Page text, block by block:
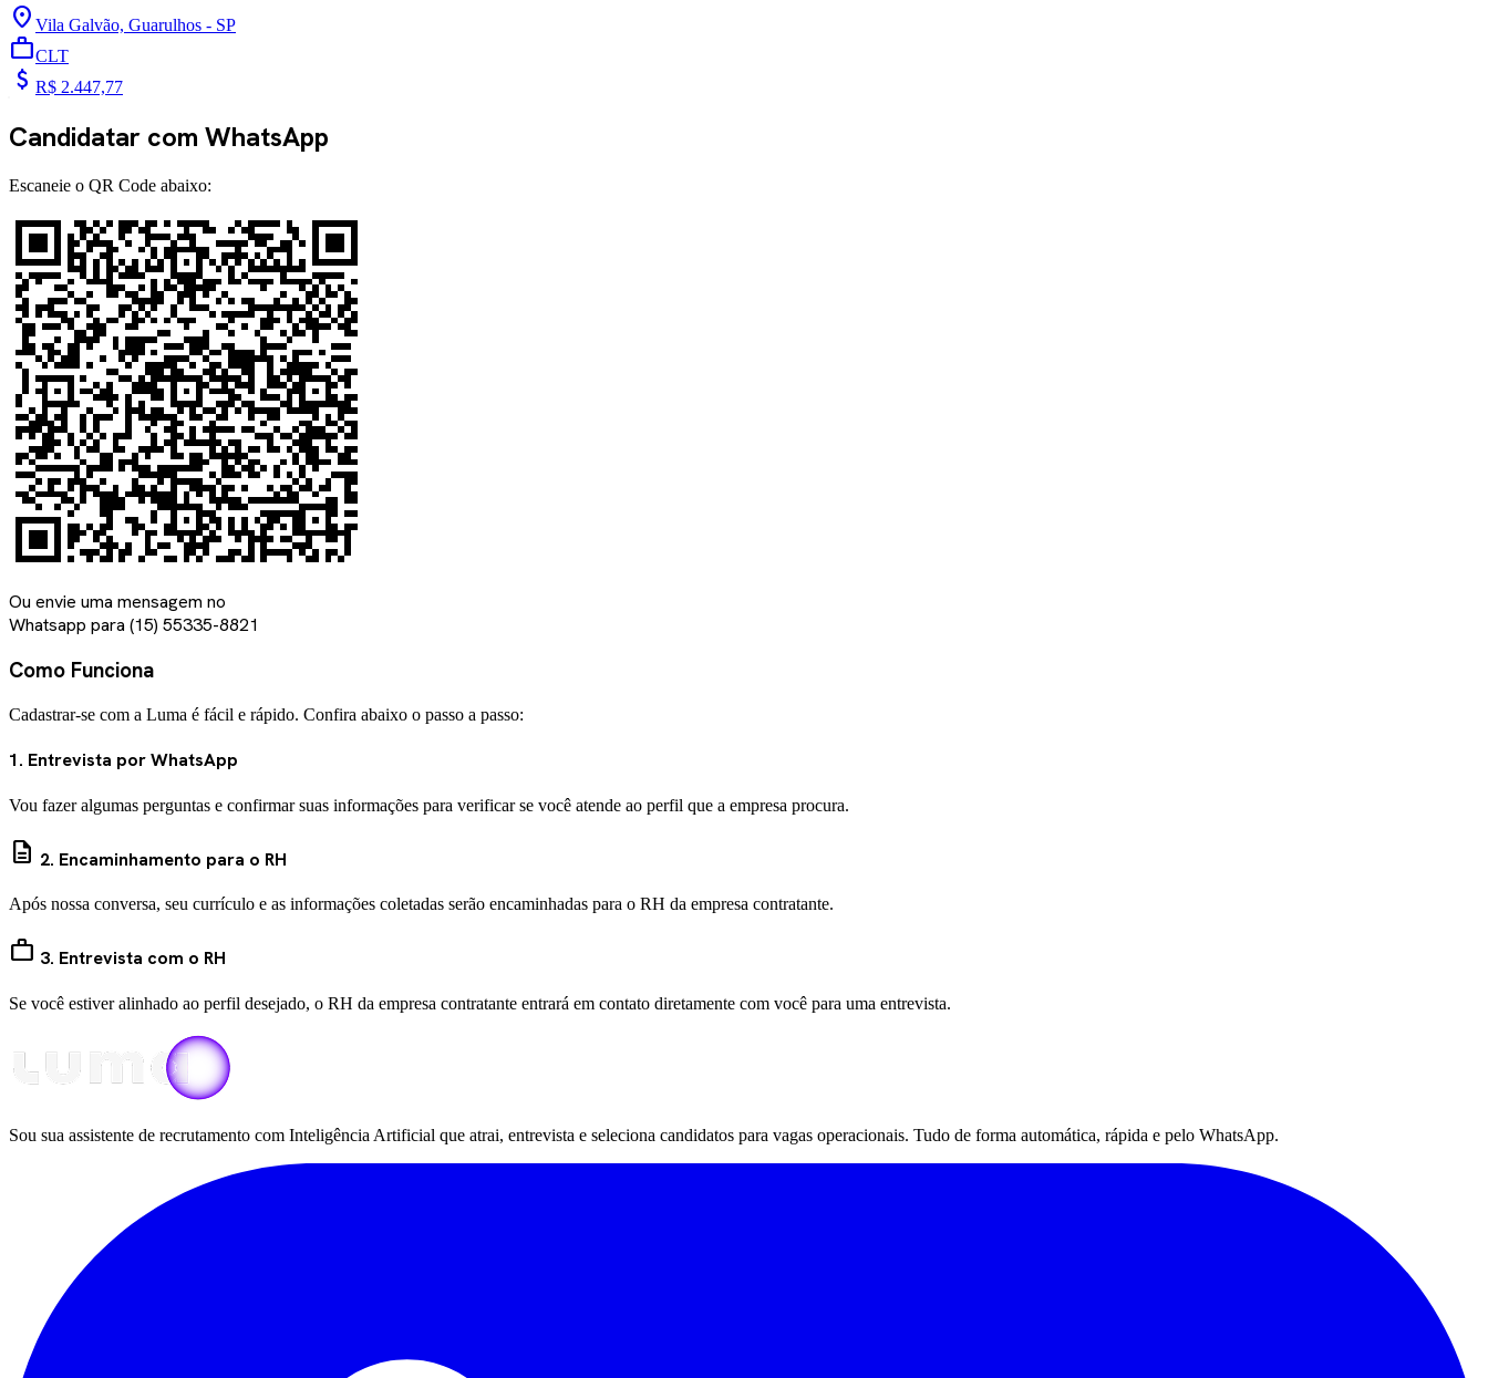
location_on Vila Galvão, Guarulhos - SP
workCLT
attach_money R$ 2.447,77
Candidatar com WhatsApp
Escaneie o QR Code abaixo:
Ou envie uma mensagem no
Whatsapp para (15) 55335-8821
Como Funciona
Cadastrar-se com a Luma é fácil e rápido. Confira abaixo o passo a passo:
1. Entrevista por WhatsApp
Vou fazer algumas perguntas e confirmar suas informações para verificar se você atende ao perfil que a empresa procura.
description 2. Encaminhamento para o RH
Após nossa conversa, seu currículo e as informações coletadas serão encaminhadas para o RH da empresa contratante.
work 3. Entrevista com o RH
Se você estiver alinhado ao perfil desejado, o RH da empresa contratante entrará em contato diretamente com você para uma entrevista.
Sou sua assistente de recrutamento com Inteligência Artificial que atrai, entrevista e seleciona candidatos para vagas operacionais. Tudo de forma automática, rápida e pelo WhatsApp.